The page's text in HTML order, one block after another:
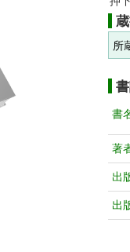
所
書
著
出
出